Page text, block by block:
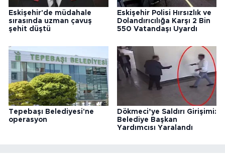
Eskişehir'de müdahale
sırasında uzman çavuş
şehit düştü
Eskişehir Polisi Hırsızlık ve
Dolandırıcılığa Karşı 2 Bin
550 Vatandaşı Uyardı
Tepebaşı Belediyesi'ne
operasyon
Dökmeci’ye Saldırı Girişimi:
Belediye Başkan
Yardımcısı Yaralandı